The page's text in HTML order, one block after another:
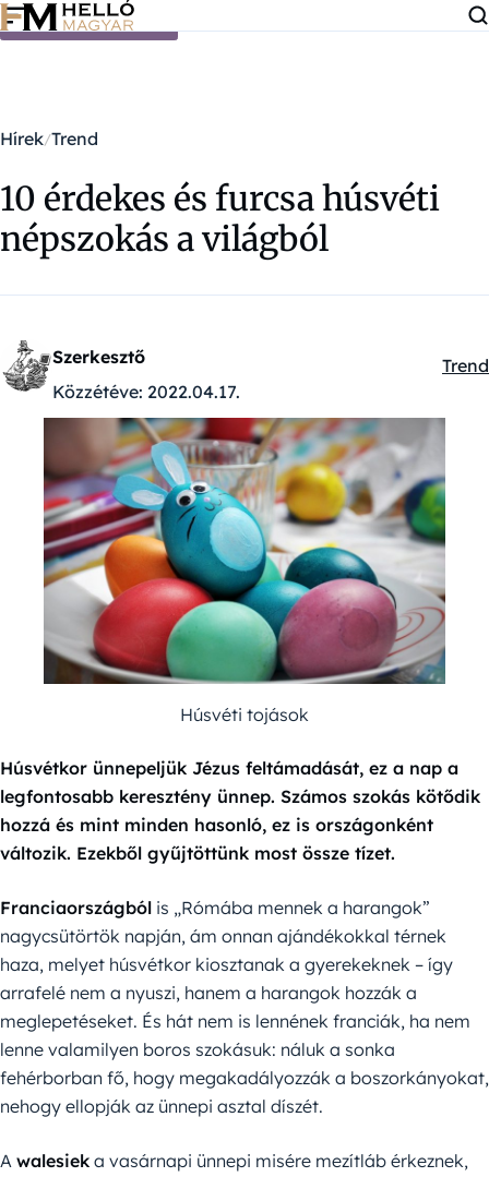
Ugrás a tartalomra
Hírek Trend
10 érdekes és furcsa húsvéti
népszokás a világból
Szerkesztő
Közzétéve: 2022.04.17.
Trend
Húsvéti tojások
Húsvétkor ünnepeljük Jézus feltámadását, ez a nap a
legfontosabb keresztény ünnep. Számos szokás kötődik
hozzá és mint minden hasonló, ez is országonként
változik. Ezekből gyűjtöttünk most össze tízet.
Franciaországból is „Rómába mennek a harangok”
nagycsütörtök napján, ám onnan ajándékokkal térnek
haza, melyet húsvétkor kiosztanak a gyerekeknek – így
arrafelé nem a nyuszi, hanem a harangok hozzák a
meglepetéseket. És hát nem is lennének franciák, ha nem
lenne valamilyen boros szokásuk: náluk a sonka
fehérborban fő, hogy megakadályozzák a boszorkányokat,
nehogy ellopják az ünnepi asztal díszét.
A walesiek a vasárnapi ünnepi misére mezítláb érkeznek,